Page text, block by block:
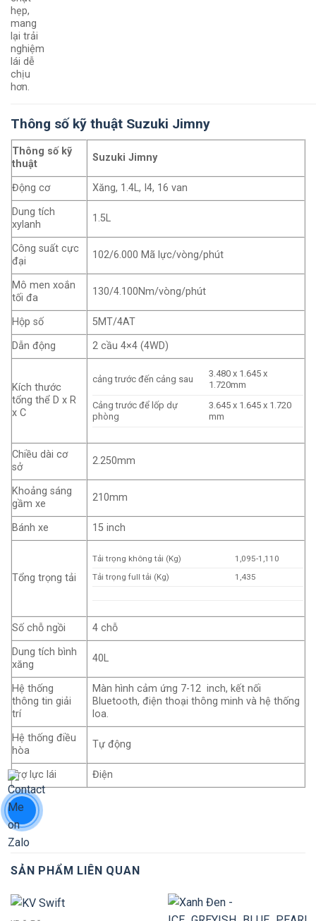
hẹp,
mang
lại trải
nghiệm
lái dễ
chịu
hơn.
Thông số kỹ thuật Suzuki Jimny
Thông số kỹ
thuật
Suzuki Jimny
Động cơ
Xăng, 1.4L, I4, 16 van
Dung tích
xylanh
1.5L
Công suất cực
đại
102/6.000 Mã lực/vòng/phút
Mô men xoắn
tối đa
130/4.100Nm/vòng/phút
Hộp số
5MT/4AT
Dẫn động
2 cầu 4×4 (4WD)
Kích thước
tổng thể D x R
x C
cảng trước đến cảng sau
3.480 x 1.645 x
1.720mm
Cảng trước để lốp dự
phòng
3.645 x 1.645 x 1.720
mm
Chiều dài cơ
sở
2.250mm
Khoảng sáng
gầm xe
210mm
Bánh xe 15 inch
Tổng trọng tải
Tải trọng không tải (Kg)
1,095-1,110
Tải trọng full tải (Kg)
1,435
Số chỗ ngồi
4 chỗ
Dung tích bình
xăng
40L
Hệ thống
thông tin giải
trí
Màn hình cảm ứng 7-12 inch, kết nối
Bluetooth, điện thoại thông minh và hệ thống
loa.
Hệ thống điều
hòa
Tự động
Trợ lực lái Điện
SẢN PHẨM LIÊN QUAN